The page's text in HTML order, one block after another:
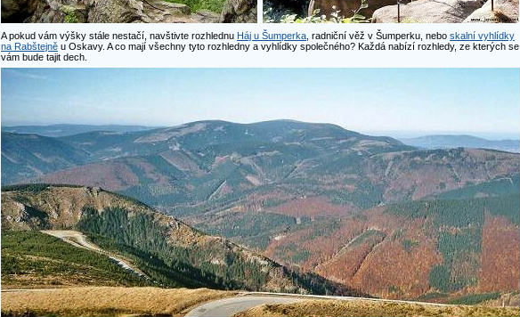
A pokud vám výšky stále nestačí, navštivte rozhlednu Háj u Šumperka , radniční věž v Šumperku, nebo skalní vyhlídky
na Rabštejně u Oskavy. A co mají všechny tyto rozhledny a vyhlídky společného? Každá nabízí rozhledy, ze kterých se
vám bude tajit dech.